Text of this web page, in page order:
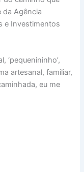
da Agência
e Investimentos
‘pequenininho’,
artesanal, familiar,
eu me